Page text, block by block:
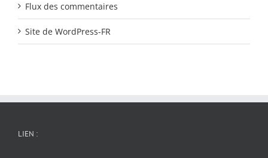
Flux des commentaires
Site de WordPress-FR
LIEN :